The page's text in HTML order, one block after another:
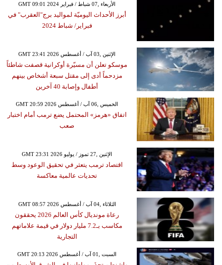
GMT 09:01 2024 الأربعاء ,07 شباط / فبراير
أبرز الأحداث اليوميّة لمواليد برج"العقرب" في
فبراير/ شباط 2024
GMT 23:41 2026 الإثنين ,03 آب / أغسطس
موسكو تعلن أن مسيّرة أوكرانية قصفت شاطئاً
مزدحماً أدى إلى مقتل سبعة أشخاص بينهم
أطفال وإصابة 40 آخرين
GMT 20:59 2026 الخميس ,06 آب / أغسطس
اتفاق «هرمز» المحتمل يضع ترمب أمام اختبار
صعب
GMT 23:31 2026 الإثنين ,27 تموز / يوليو
اقتصاد ترمب يتعثر في تحقيق الوعود وسط
تحديات عالمية معاكسة
GMT 08:57 2026 الثلاثاء ,04 آب / أغسطس
رعاة مونديال كأس العالم 2026 يحققون
مكاسب بـ7.2 مليار دولار في قيمة علاماتهم
التجارية
GMT 20:13 2026 السبت ,01 آب / أغسطس